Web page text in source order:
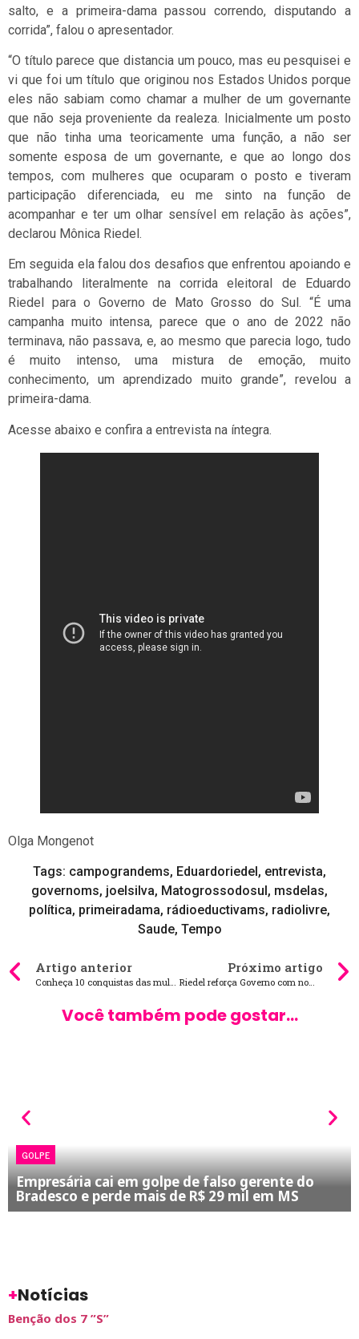
salto, e a primeira-dama passou correndo, disputando a
corrida”, falou o apresentador.
“O título parece que distancia um pouco, mas eu pesquisei e
vi que foi um título que originou nos Estados Unidos porque
eles não sabiam como chamar a mulher de um governante
que não seja proveniente da realeza. Inicialmente um posto
que não tinha uma teoricamente uma função, a não ser
somente esposa de um governante, e que ao longo dos
tempos, com mulheres que ocuparam o posto e tiveram
participação diferenciada, eu me sinto na função de
acompanhar e ter um olhar sensível em relação às ações”,
declarou Mônica Riedel.
Em seguida ela falou dos desafios que enfrentou apoiando e
trabalhando literalmente na corrida eleitoral de Eduardo
Riedel para o Governo de Mato Grosso do Sul. “É uma
campanha muito intensa, parece que o ano de 2022 não
terminava, não passava, e, ao mesmo que parecia logo, tudo
é muito intenso, uma mistura de emoção, muito
conhecimento, um aprendizado muito grande”, revelou a
primeira-dama.
Acesse abaixo e confira a entrevista na íntegra.
Olga Mongenot
Tags: campograndems, Eduardoriedel , entrevista,
governoms, joelsilva, Matogrossodosul , msdelas,
política, primeiradama, rádioeductivams, radiolivre,
Saude, Tempo
Artigo anterior Próximo artigo
Riedel reforça Governo com nomeação de Sérgio Gonçalves em cargo na SEFAZ
Você também pode gostar...
GOLPE
Empresária cai em golpe de falso gerente do
Bradesco e perde mais de R$ 29 mil em MS
+Notícias
Benção dos 7 ”S”